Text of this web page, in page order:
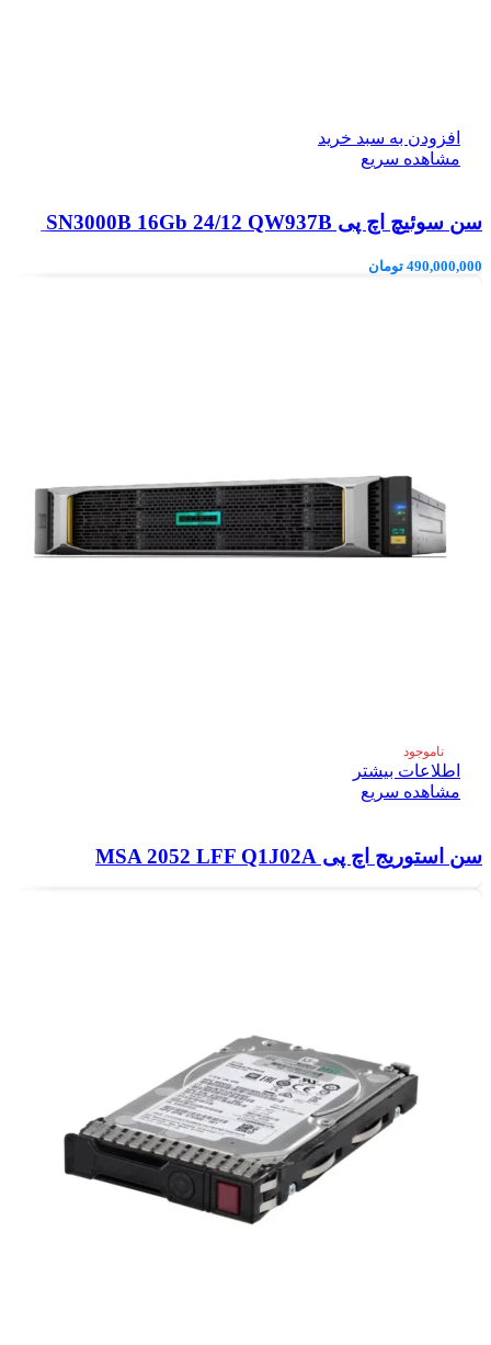
افزودن به سبد خرید
مشاهده سریع
سن سوئیچ اچ پی SN3000B 16Gb 24/12 QW937B
490,000,000 تومان
ناموجود
اطلاعات بیشتر
مشاهده سریع
سن استوریج اچ پی MSA 2052 LFF Q1J02A